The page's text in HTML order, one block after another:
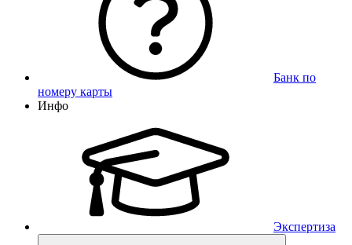
Банк по
номеру карты
Инфо
Экспертиза